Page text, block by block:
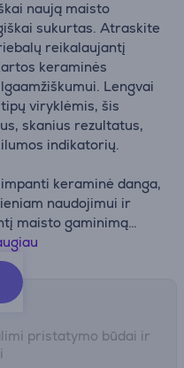
naują maisto
sukurtas. Atraskite
reikalaujantį
keraminės
Lengvai
viryklėmis, šis
skanius rezultatus,
indikatorių.
keraminė danga,
naudojimui ir
maisto gaminimą
100% perdirbto
kuri visiškai
pradinę
patiekalus su tobula
kartą
greitą kaitinimą
pristatymo būdai ir